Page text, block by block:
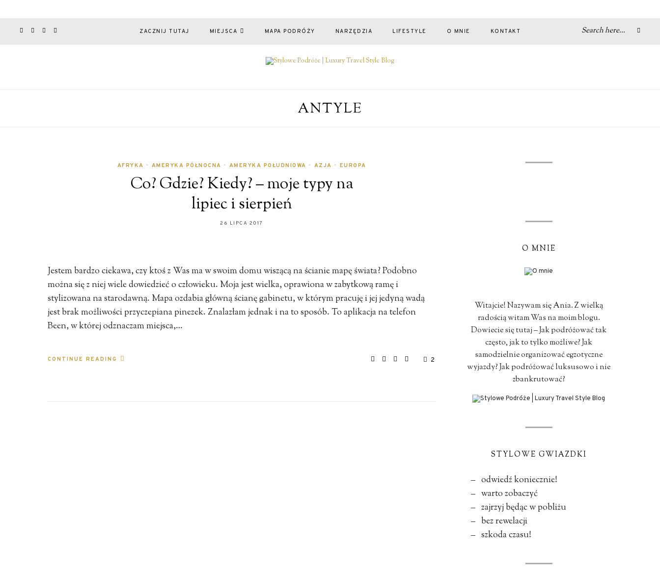
ZACZNIJ TUTAJ MIEJSCA MAPA PODRÓŻY NARZĘDZIA LIFESTYLE O MNIE KONTAKT
ANTYLE
AFRYKA • AMERYKA PÓŁNOCNA • AMERYKA POŁUDNIOWA • AZJA • EUROPA
Co? Gdzie? Kiedy? – moje typy na
lipiec i sierpień
26 LIPCA 2017
Jestem bardzo ciekawa, czy ktoś z Was ma w swoim domu wiszącą na ścianie mapę świata? Podobno
można się z niej wiele dowiedzieć o człowieku. Moja jest wielka, oprawiona w zabytkową ramę i
stylizowana na starodawną. Mapa ozdabia główną ścianę gabinetu, w którym pracuję i jej jedyną wadą
jest brak możliwości przyczepiana pinezek. Znalazłam jednak i na to sposób. To aplikacja na telefon
Been, w której odznaczam miejsca,…
CONTINUE READING 2
O MNIE
Witajcie! Nazywam się Ania. Z wielką
radością witam Was na moim blogu.
Dowiecie się tutaj – Jak podróżować tak
często, jak to tylko możliwe? Jak
samodzielnie organizować egzotyczne
wyjazdy? Jak podróżować luksusowo i nie
zbankrutować?
STYLOWE GWIAZDKI
– odwiedź koniecznie!
– warto zobaczyć
– zajrzyj będąc w pobliżu
– bez rewelacji
– szkoda czasu!